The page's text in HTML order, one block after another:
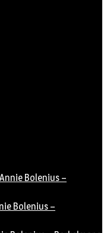
Bolenius –
Bolenius –